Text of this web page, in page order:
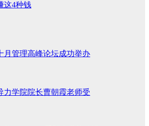
这4种钱
月管理高峰论坛成功举办
力学院院长曹朝霞老师受